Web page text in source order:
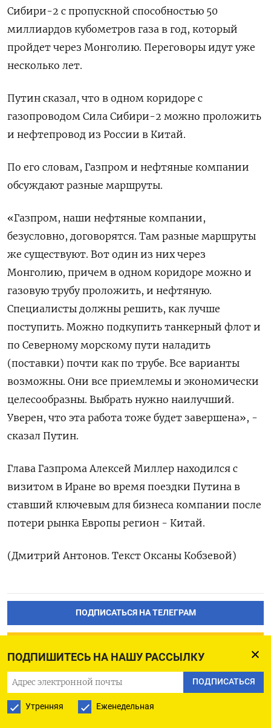
ПОДПИШИТЕСЬ НА НАШУ РАССЫЛКУ
ПОДПИСАТЬСЯ
Утренняя Еженедельная
Сибири-2 c пропускной способностью 50
миллиардов кубометров газа в год, который
пройдет через Монголию. Переговоры идут уже
несколько лет.
Путин сказал, что в одном коридоре с
газопроводом Сила Сибири-2 можно проложить
и нефтепровод из России в Китай.
По его словам, Газпром и нефтяные компании
обсуждают разные маршруты.
«Газпром, наши нефтяные компании,
безусловно, договорятся. Там разные маршруты
же существуют. Вот один из них через
Монголию, причем в одном коридоре можно и
газовую трубу проложить, и нефтяную.
Специалисты должны решить, как лучше
поступить. Можно подкупить танкерный флот и
по Северному морскому пути наладить
(поставки) почти как по трубе. Все варианты
возможны. Они все приемлемы и экономически
целесообразны. Выбрать нужно наилучший.
Уверен, что эта работа тоже будет завершена», -
сказал Путин.
Глава Газпрома Алексей Миллер находился с
визитом в Иране во время поездки Путина в
ставший ключевым для бизнеса компании после
потери рынка Европы регион - Китай.
(Дмитрий Антонов. Текст Оксаны Кобзевой)
ПОДПИСАТЬСЯ НА ТЕЛЕГРАМ